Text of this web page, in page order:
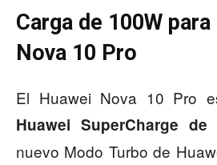
Carga de 100W
Nova 10 Pro
El Huawei Nova 10 Pro
Huawei SuperCharge de
nuevo Modo Turbo de